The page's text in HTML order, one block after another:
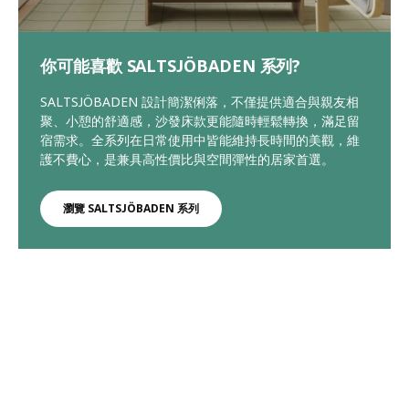
你可能喜歡 SALTSJÖBADEN 系列?
SALTSJÖBADEN 設計簡潔俐落，不僅提供適合與親友相
聚、小憩的舒適感，沙發床款更能隨時輕鬆轉換，滿足留
宿需求。全系列在日常使用中皆能維持長時間的美觀，維
護不費心，是兼具高性價比與空間彈性的居家首選。
瀏覽 SALTSJÖBADEN 系列